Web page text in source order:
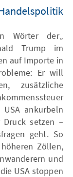
Wörter der
Trump im
auf Importe in
Er will
zusätzliche
ankurbeln
setzen –
geht. So
Zöllen,
und
USA stoppen.